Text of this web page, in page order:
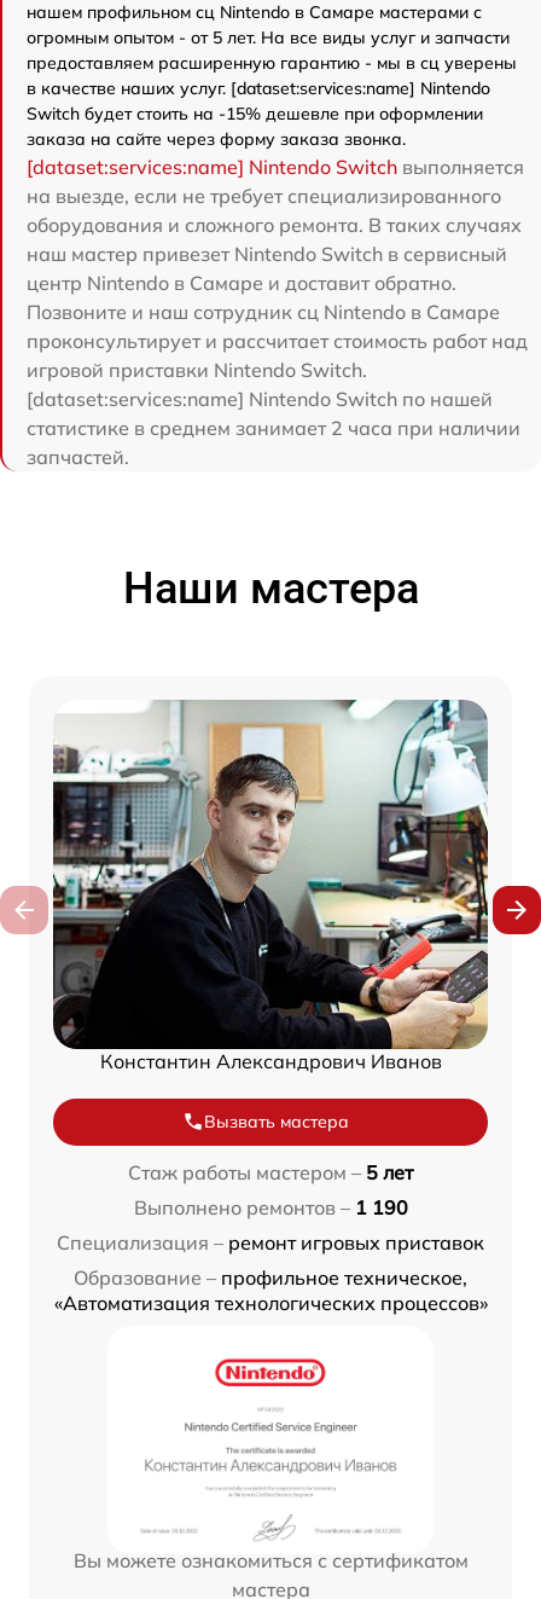
нашем профильном сц Nintendo в Самаре мастерами с
огромным опытом - от 5 лет. На все виды услуг и запчасти
предоставляем расширенную гарантию - мы в сц уверены
в качестве наших услуг. [dataset:services:name] Nintendo
Switch будет стоить на -15% дешевле при оформлении
заказа на сайте через форму заказа звонка.
[dataset:services:name] Nintendo Switch выполняется
на выезде, если не требует специализированного
оборудования и сложного ремонта. В таких случаях
наш мастер привезет Nintendo Switch в сервисный
центр Nintendo в Самаре и доставит обратно.
Позвоните и наш сотрудник сц Nintendo в Самаре
проконсультирует и рассчитает стоимость работ над
игровой приставки Nintendo Switch.
[dataset:services:name] Nintendo Switch по нашей
статистике в среднем занимает 2 часа при наличии
запчастей.
Наши мастера
Константин Александрович Иванов
Вызвать мастера
Стаж работы мастером – 5 лет
Выполнено ремонтов – 1 190
Специализация – ремонт игровых приставок
Образование – профильное техническое,
«Автоматизация технологических процессов»
Вы можете ознакомиться с сертификатом
мастера